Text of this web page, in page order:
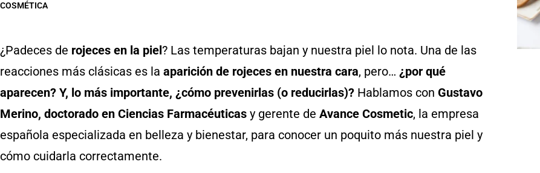
COSMÉTICA
¿Padeces de rojeces en la piel? Las temperaturas bajan y nuestra piel lo nota. Una de las
reacciones más clásicas es la aparición de rojeces en nuestra cara, pero… ¿por qué
aparecen? Y, lo más importante, ¿cómo prevenirlas (o reducirlas)? Hablamos con Gustavo
Merino, doctorado en Ciencias Farmacéuticas y gerente de Avance Cosmetic, la empresa
española especializada en belleza y bienestar, para conocer un poquito más nuestra piel y
cómo cuidarla correctamente.